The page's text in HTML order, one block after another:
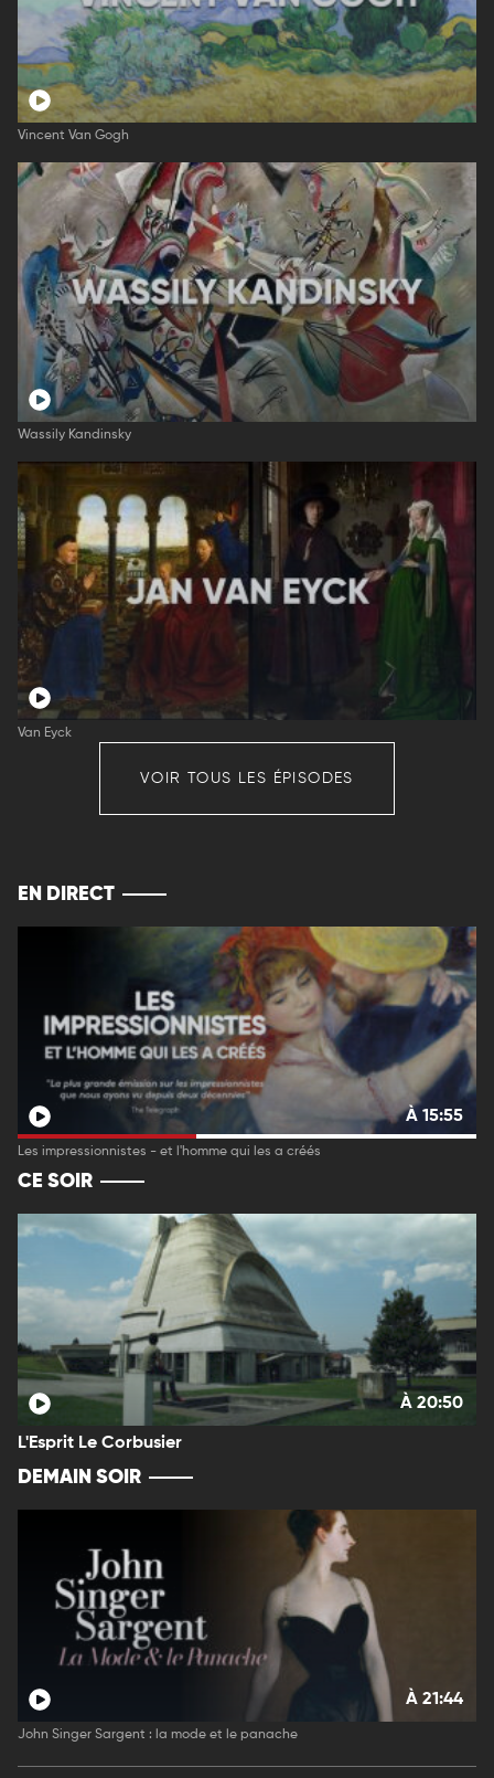
Vincent Van Gogh
Wassily Kandinsky
Van Eyck
VOIR TOUS LES ÉPISODES
EN DIRECT
À 15:55
Les impressionnistes - et l'homme qui les a créés
CE SOIR
À 20:50
L'Esprit Le Corbusier
DEMAIN SOIR
À 21:44
John Singer Sargent : la mode et le panache